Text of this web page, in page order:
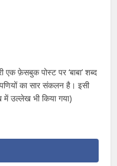
फ़ेसबुक पोस्ट पर ‘बाबा’ शब्द
का सार संकलन है। इसी
में उल्लेख भी किया गया)